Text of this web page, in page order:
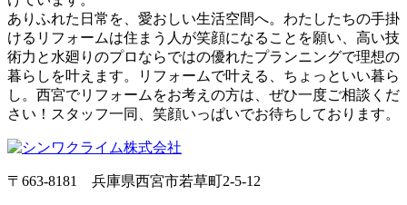
ありふれた日常を、愛おしい生活空間へ。わたしたちの手掛
けるリフォームは住まう人が笑顔になることを願い、高い技
術力と水廻りのプロならではの優れたプランニングで理想の
暮らしを叶えます。リフォームで叶える、ちょっといい暮ら
し。西宮でリフォームをお考えの方は、ぜひ一度ご相談くだ
さい！スタッフ一同、笑顔いっぱいでお待ちしております。
〒663-8181 兵庫県西宮市若草町2-5-12